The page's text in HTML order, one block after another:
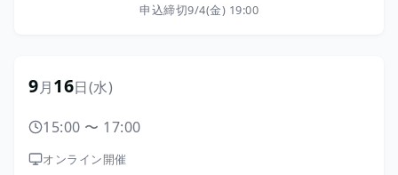
申込締切9/4(金) 19:00
9月16日(水)
15:00 〜 17:00
オンライン開催